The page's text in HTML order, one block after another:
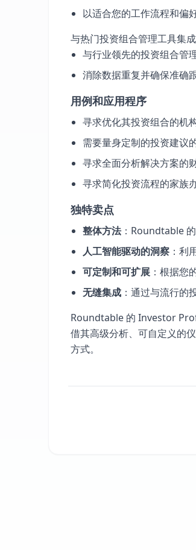
以适合您的工作流程和偏
与热门投资组合管理工具集成
与行业领先的投资组合管
消除数据重复并确保准确
用例和应用程序
寻求优化其投资组合的机
需要量身定制的投资建议
寻求全面分析解决方案的
寻求简化投资流程的家族
独特卖点
整体方法：Roundtable
人工智能驱动的洞察 ：利
可定制和可扩展 ：根据您
无缝集成 ：通过与流行的
Roundtable 的 Investor
借其高级分析、可自定义的
方式。